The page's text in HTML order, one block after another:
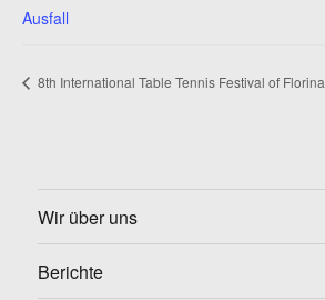
Ausfall
8th International Table Tennis Festival of Florina
Wir über uns
Berichte